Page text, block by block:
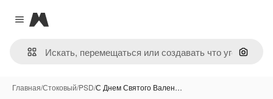
Close menu
Magnific
Поиск
Главная/Стоковый/PSD/С Днем Святого Вален…